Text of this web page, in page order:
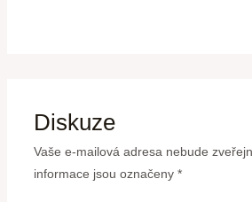
Diskuze
Vaše e-mailová adresa nebude
informace jsou označeny *